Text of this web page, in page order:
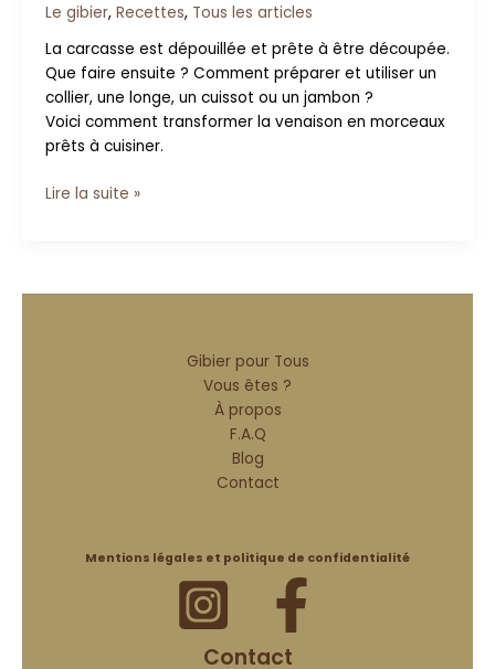
Le gibier, Recettes, Tous les articles
La carcasse est dépouillée et prête à être découpée.
Que faire ensuite ? Comment préparer et utiliser un
collier, une longe, un cuissot ou un jambon ?
Voici comment transformer la venaison en morceaux
prêts à cuisiner.
Lire la suite »
Gibier pour Tous
Vous êtes ?
À propos
F.A.Q
Blog
Contact
Mentions légales et politique de confidentialité
Contact